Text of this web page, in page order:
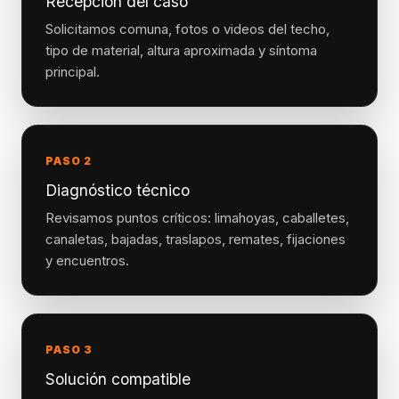
Solicitamos comuna, fotos o videos del techo,
tipo de material, altura aproximada y síntoma
principal.
PASO 2
Diagnóstico técnico
Revisamos puntos críticos: limahoyas, caballetes,
canaletas, bajadas, traslapos, remates, fijaciones
y encuentros.
PASO 3
Solución compatible